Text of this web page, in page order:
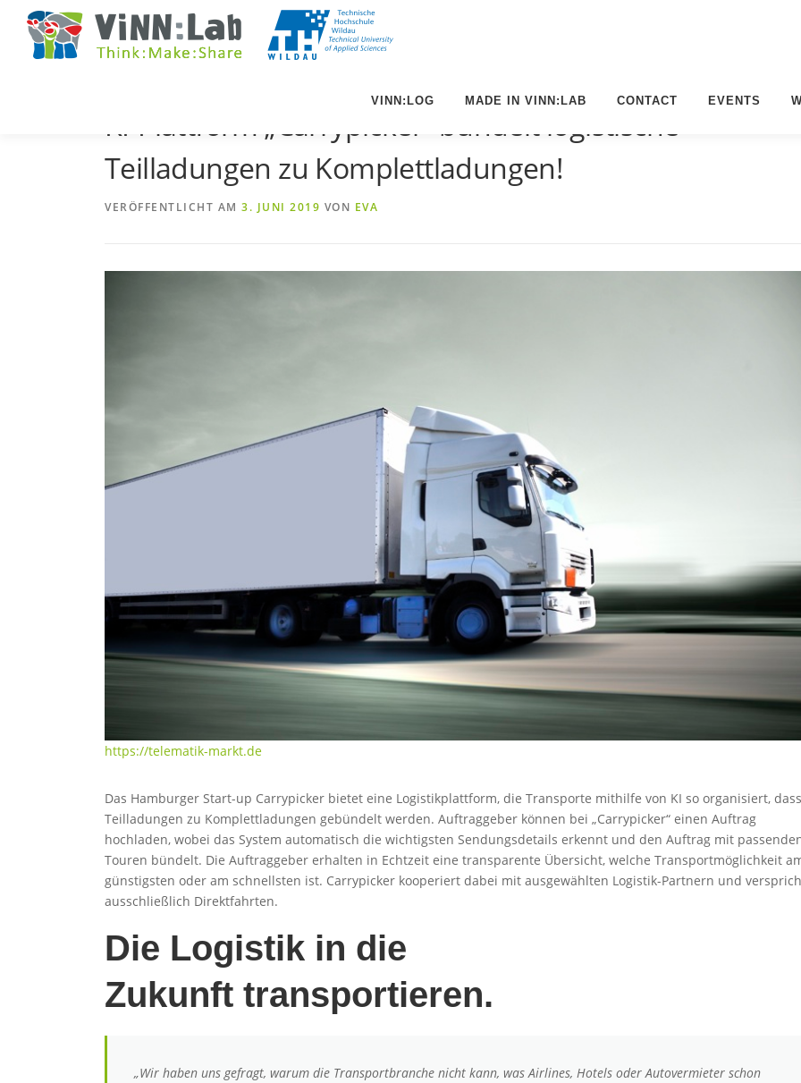
Inhalt
springen
VINN:LOG MADE IN VINN:LAB CONTACT EVENTS
KI-Plattform „Carrypicker“ bündelt logistische
Teilladungen zu Komplettladungen!
VERÖFFENTLICHT AM 3. JUNI 2019 VON EVA
https://telematik-markt.de
Das Hamburger Start-up Carrypicker bietet eine Logistikplattform, die Transporte mithilfe von KI so organisiert, dass
Teilladungen zu Komplettladungen gebündelt werden. Auftraggeber können bei „Carrypicker“ einen Auftrag
hochladen, wobei das System automatisch die wichtigsten Sendungsdetails erkennt und den Auftrag mit
Touren bündelt. Die Auftraggeber erhalten in Echtzeit eine transparente Übersicht, welche Transportmöglichkeit
günstigsten oder am schnellsten ist. Carrypicker kooperiert dabei mit ausgewählten Logistik-Partnern und
ausschließlich Direktfahrten.
Die Logistik in die
Zukunft transportieren.
„Wir haben uns gefragt, warum die Transportbranche nicht kann, was Airlines, Hotels oder Autovermieter schon